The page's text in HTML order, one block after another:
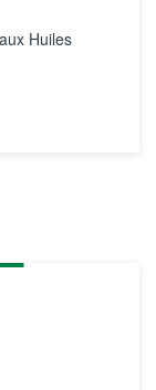
Huiles